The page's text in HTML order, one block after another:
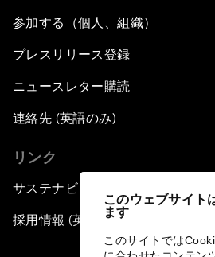
このウェブサイト
ます
このサイトでは
参加する（個人、組織）
プレスリリース登録
ニュースレター購読
連絡先 (英語のみ)
リンク
サステナビリティへの取り組み
採用情報 (英語のみ)